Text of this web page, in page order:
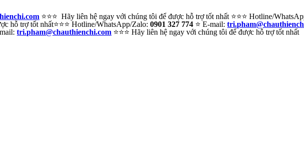
⭐⭐⭐ Hãy liên hệ ngay với chúng tôi để được hỗ trợ tốt nhất ⭐⭐⭐ Hotline/
hỗ trợ tốt nhất⭐⭐⭐ Hotline/WhatsApp/Zalo:0901 327 774 ⭐ E-mail:
tri.pham@chauthienchi.com ⭐⭐⭐ Hãy liên hệ ngay với chúng tôi để được hỗ trợ tốt nhất